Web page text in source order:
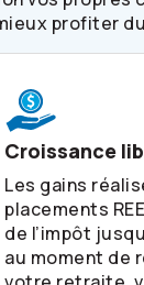
profiter
Croissance
Les gains
placements
de l’impôt
au moment de